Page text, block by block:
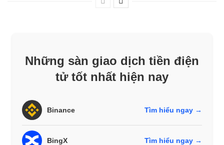
Những sàn giao dịch tiền điện
tử tốt nhất hiện nay
Binance Tìm hiểu ngay →
BingX Tìm hiểu ngay →